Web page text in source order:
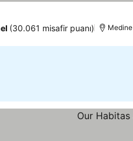
(30.061 misafir puanı) Medine